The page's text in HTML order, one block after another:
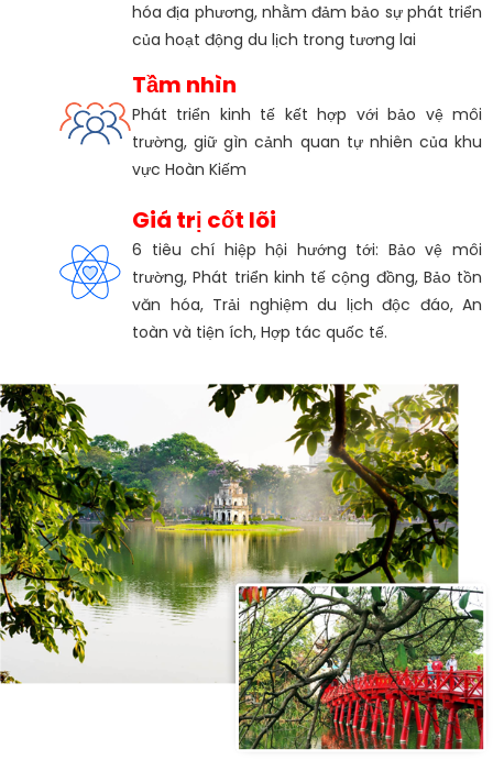
hóa địa phương, nhằm đảm bảo sự phát triển
của hoạt động du lịch trong tương lai
Tầm nhìn
Phát triển kinh tế kết hợp với bảo vệ môi
trường, giữ gìn cảnh quan tự nhiên của khu
vực Hoàn Kiếm
Giá trị cốt lõi
6 tiêu chí hiệp hội hướng tới: Bảo vệ môi
trường, Phát triển kinh tế cộng đồng, Bảo tồn
văn hóa, Trải nghiệm du lịch độc đáo, An
toàn và tiện ích, Hợp tác quốc tế.